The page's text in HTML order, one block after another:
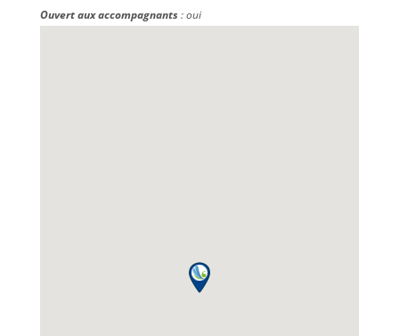
Ouvert aux accompagnants: oui